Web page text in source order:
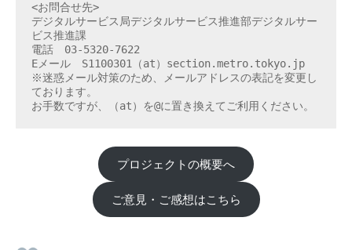
<お問合せ先>
デジタルサービス局デジタルサービス推進部デジタルサー
ビス推進課
電話　03-5320-7622
Eメール　S1100301（at）section.metro.tokyo.jp
※迷惑メール対策のため、メールアドレスの表記を変更し
ております。
お手数ですが、（at）を@に置き換えてご利用ください。
プロジェクトの概要へ
ご意見・ご感想はこちら